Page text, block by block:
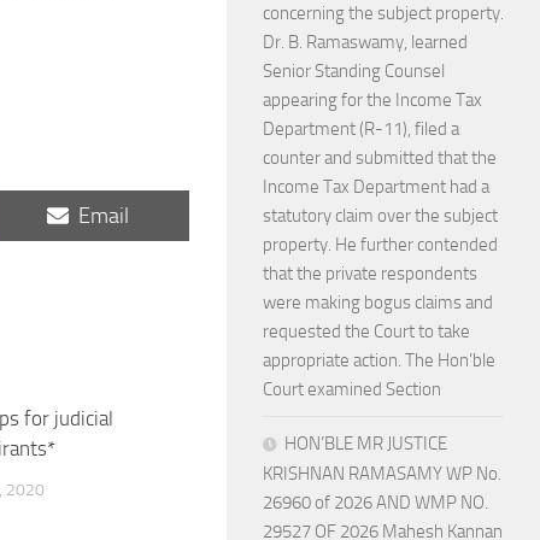
Share
on
Email
for judicial
2020
concerning the subject property.
Dr. B. Ramaswamy, learned
Senior Standing Counsel
appearing for the Income Tax
Department (R-11), filed a
counter and submitted that the
Income Tax Department had a
statutory claim over the subject
property. He further contended
that the private respondents
were making bogus claims and
requested the Court to take
appropriate action. The Hon’ble
Court examined Section
HON’BLE MR JUSTICE
KRISHNAN RAMASAMY WP No.
26960 of 2026 AND WMP NO.
29527 OF 2026 Mahesh Kannan